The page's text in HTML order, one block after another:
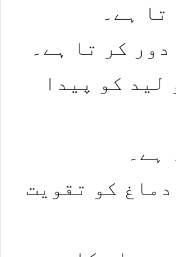
ہے۔
لید کو پیدا
دماغ کو تقویت